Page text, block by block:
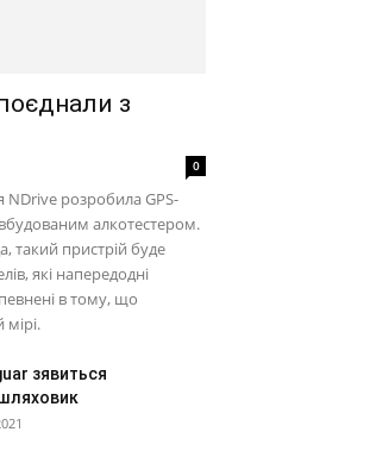
з
0
NDrive розробила GPS-
алкотестером.
такий пристрій буде
які напередодні
в тому, що
мірі.
зявиться